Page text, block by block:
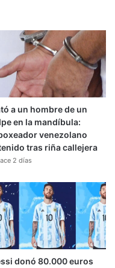
a un hombre de un
en la mandíbula:
venezolano
tras riña callejera
2 días
donó 80.000 euros